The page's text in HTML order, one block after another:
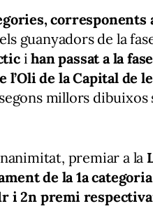
corresponents
guanyadors de la
ihan passat a la
l’Oli de la Capital de
millors
premiar a la
de la 1a
i 2n premi